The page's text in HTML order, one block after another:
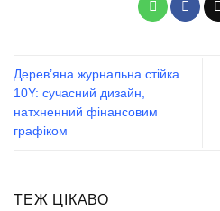
Дерев’яна журнальна стійка
10Y: сучасний дизайн,
натхненний фінансовим
графіком
ТЕЖ ЦІКАВО